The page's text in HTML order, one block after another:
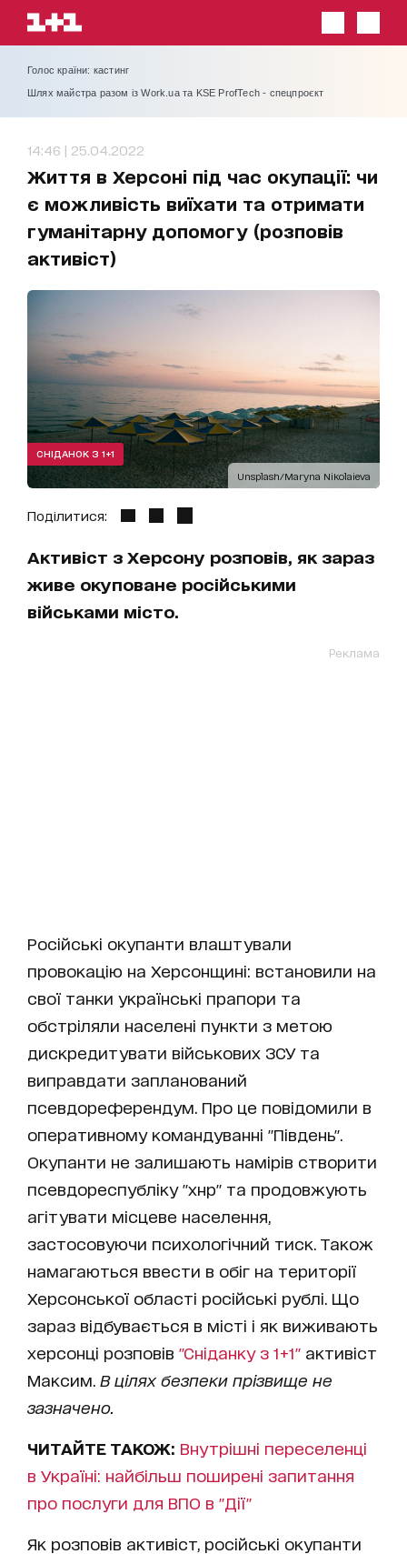
Голос країни: кастинг
Шлях майстра разом із Work.ua та KSE ProfTech - спецпроєкт
14:46 | 25.04.2022
Життя в Херсоні під час окупації: чи
є можливість виїхати та отримати
гуманітарну допомогу (розповів
активіст)
Unsplash/Maryna Nikolaieva
СНІДАНОК З 1+1
Поділитися:
Активіст з Херсону розповів, як зараз
живе окуповане російськими
військами місто.
Реклама
Російські окупанти влаштували
провокацію на Херсонщині: встановили на
свої танки українські прапори та
обстріляли населені пункти з метою
дискредитувати військових ЗСУ та
виправдати запланований
псевдореферендум. Про це повідомили в
оперативному командуванні "Південь".
Окупанти не залишають намірів створити
псевдореспубліку "хнр" та продовжують
агітувати місцеве населення,
застосовуючи психологічний тиск. Також
намагаються ввести в обіг на території
Херсонської області російські рублі. Що
зараз відбувається в місті і як виживають
херсонці розповів "Сніданку з 1+1" активіст
Максим. В цілях безпеки прізвище не
зазначено.
ЧИТАЙТЕ ТАКОЖ: Внутрішні переселенці
в Україні: найбільш поширені запитання
про послуги для ВПО в "Дії"
Як розповів активіст, російські окупанти